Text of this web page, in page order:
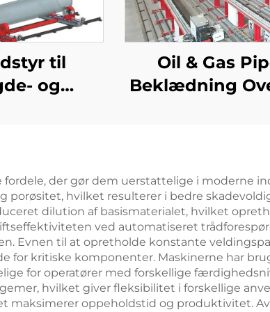
til
og
Oil & Gas
Beklædning
der gør dem uerstattelige i moderne
hvilket resulterer i bedre
dilution af basismaterialet, hvilket
ved automatiseret
Evnen til at opretholde konstante
for kritiske komponenter. Maskinerne har
for operatører med forskellige
hvilket giver fleksibilitet i forskellige
oppeholdstid og produktivitet.